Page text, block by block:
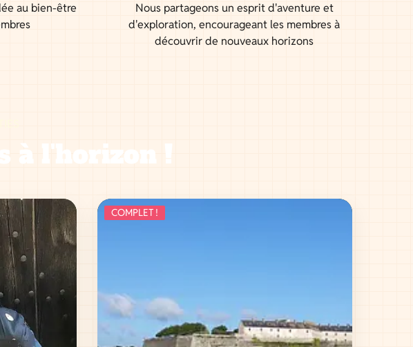
au bien-être
Nous partageons un esprit d'aventure et
d'exploration, encourageant les membres à
découvrir de nouveaux horizons
à l'horizon !
COMPLET !